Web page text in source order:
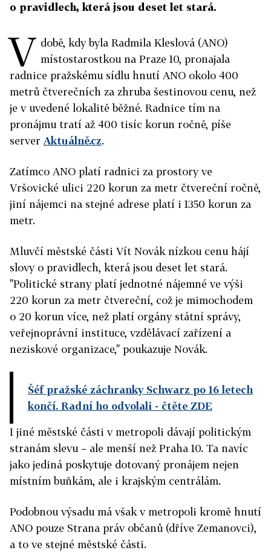
o pravidlech, která jsou deset let stará.
V době, kdy byla Radmila Kleslová (ANO)
místostarostkou na Praze 10, pronajala
radnice pražskému sídlu hnutí ANO okolo 400
metrů čtverečních za zhruba šestinovou cenu, než
je v uvedené lokalitě běžné. Radnice tím na
pronájmu tratí až 400 tisíc korun ročně, píše
server Aktuálně.cz.
Zatímco ANO platí radnici za prostory ve
Vršovické ulici 220 korun za metr čtvereční ročně,
jiní nájemci na stejné adrese platí i 1350 korun za
metr.
Mluvčí městské části Vít Novák nízkou cenu hájí
slovy o pravidlech, která jsou deset let stará.
"Politické strany platí jednotné nájemné ve výši
220 korun za metr čtvereční, což je mimochodem
o 20 korun více, než platí orgány státní správy,
veřejnoprávní instituce, vzdělávací zařízení a
neziskové organizace," poukazuje Novák.
Šéf pražské záchranky Schwarz po 16 letech
končí. Radní ho odvolali - čtěte ZDE
I jiné městské části v metropoli dávají politickým
stranám slevu – ale menší než Praha 10. Ta navíc
jako jediná poskytuje dotovaný pronájem nejen
místním buňkám, ale i krajským centrálám.
Podobnou výsadu má však v metropoli kromě hnutí
ANO pouze Strana práv občanů (dříve Zemanovci),
a to ve stejné městské části.